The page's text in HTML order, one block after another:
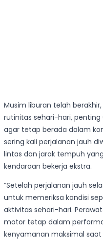
Musim liburan telah
rutinitas sehari-hari,
agar tetap berada dalam
sering kali perjalanan jauh
lintas dan jarak tempuh
kendaraan bekerja ekstra.
“Setelah perjalanan jauh
untuk memeriksa kondisi
aktivitas sehari-hari.
motor tetap dalam
kenyamanan maksimal saat